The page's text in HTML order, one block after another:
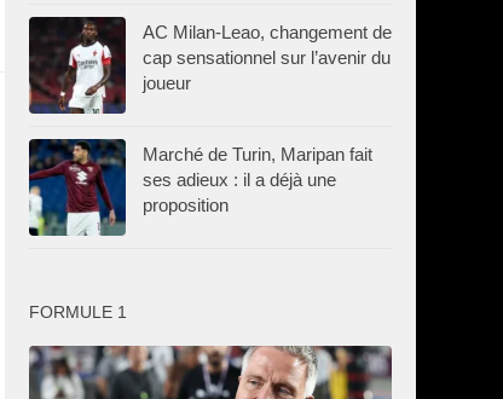
AC Milan-Leao, changement de
cap sensationnel sur l’avenir du
joueur
Marché de Turin, Maripan fait
ses adieux : il a déjà une
proposition
FORMULE 1